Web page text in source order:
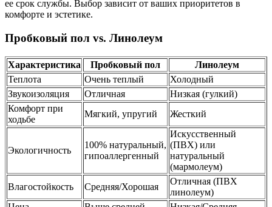
ее срок службы. Выбор зависит от ваших приоритетов в
комфорте и эстетике.
Пробковый пол vs. Линолеум
Характеристика Пробковый пол
Линолеум
Теплота
Очень теплый
Холодный
Звукоизоляция
Отличная
Низкая (гулкий)
Комфорт при
ходьбе
Мягкий, упругий Жесткий
Экологичность
100% натуральный,
гипоаллергенный
Искусственный
(ПВХ) или
натуральный
(мармолеум)
Влагостойкость
Средняя/Хорошая
Отличная (ПВХ
линолеум)